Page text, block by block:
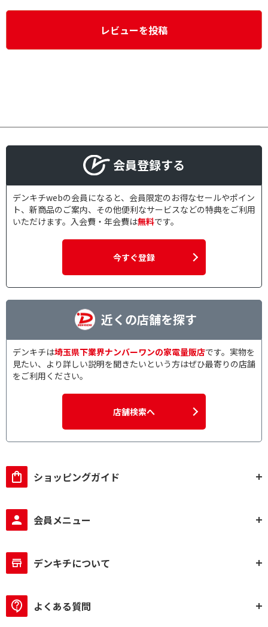
レビューを投稿
会員登録する
デンキチwebの会員になると、会員限定のお得なセールやポイン
ト、新商品のご案内、その他便利なサービスなどの特典をご利用
いただけます。入会費・年会費は無料です。
今すぐ登録
近くの店舗を探す
デンキチは埼玉県下業界ナンバーワンの家電量販店です。実物を
見たい、より詳しい説明を聞きたいという方はぜひ最寄りの店舗
をご利用ください。
店舗検索へ
ショッピングガイド
会員メニュー
デンキチについて
よくある質問